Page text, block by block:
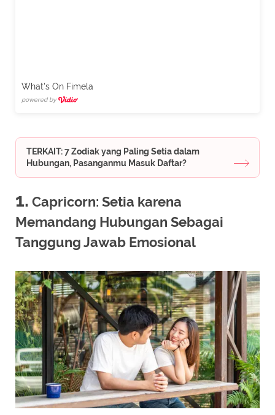
What's On Fimela
powered by
TERKAIT: 7 Zodiak yang Paling Setia dalam
Hubungan, Pasanganmu Masuk Daftar?
1. Capricorn: Setia karena
Memandang Hubungan Sebagai
Tanggung Jawab Emosional